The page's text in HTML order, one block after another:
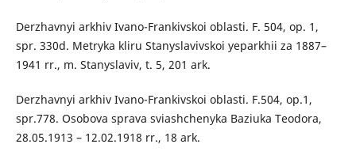
Derzhavnyi arkhiv Ivano-Frankivskoi oblasti. F. 504, op. 1,
spr. 330d. Metryka kliru Stanyslavivskoi yeparkhii za 1887–
1941 rr., m. Stanyslaviv, t. 5, 201 ark.
Derzhavnyi arkhiv Ivano-Frankivskoi oblasti. F.504, op.1,
spr.778. Osobova sprava sviashchenyka Baziuka Teodora,
28.05.1913 – 12.02.1918 rr., 18 ark.